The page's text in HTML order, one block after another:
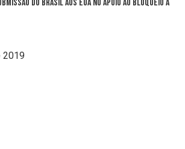
do Brasil aos EUA no apoio ao bloqueio a
2019